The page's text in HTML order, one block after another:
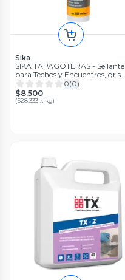
Sika
SIKA TAPAGOTERAS - Sellante
para Techos y Encuentros, gris.
cartucho 300cc
0(0)
$8.500
($28.333 x kg)